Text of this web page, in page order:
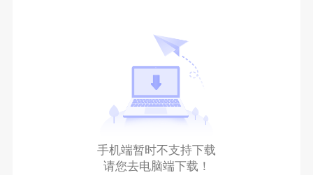
手机端暂时不支持下载
请您去电脑端下载！